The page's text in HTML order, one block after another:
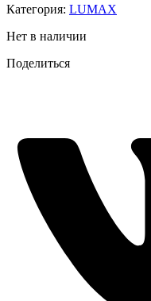
Категория: LUMAX
Нет в наличии
Поделиться